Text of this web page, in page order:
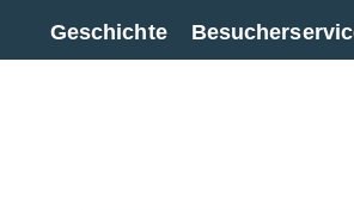
Geschichte Zur